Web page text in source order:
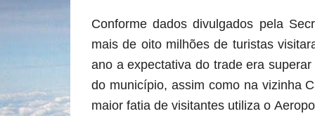
Conforme dados divulgados pela
mais de oito milhões de turistas
ano a expectativa do trade era
do município, assim como na vizinha
maior fatia de visitantes utiliza o